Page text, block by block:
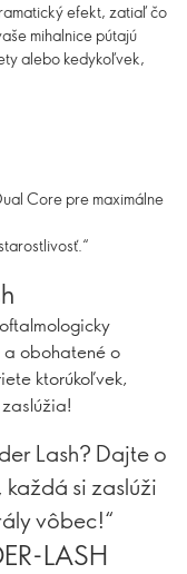
efekt, zatiaľ čo
mihalnice pútajú
alebo kedykoľvek,
Core pre maximálne
obohatené o
ktorúkoľvek,
Lash? Dajte o
si zaslúži
vôbec!“
LASH